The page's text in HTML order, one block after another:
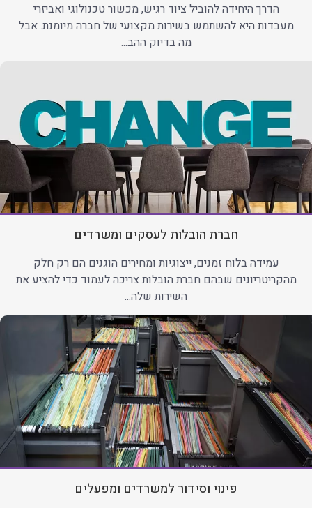
הדרך היחידה להוביל ציוד רגיש, מכשור טכנולוגי ואביזרי
מעבדות היא להשתמש בשירות מקצועי של חברה מיומנת. אבל
מה בדיוק ההב...
חברת הובלות לעסקים ומשרדים
עמידה בלוח זמנים, ייצוגיות ומחירים הוגנים הם רק חלק
מהקריטריונים שבהם חברת הובלות צריכה לעמוד כדי להציע את
השירות שלה...
פינוי וסידור למשרדים ומפעלים